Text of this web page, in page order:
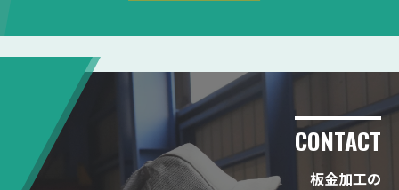
CONTACT
板金加工の